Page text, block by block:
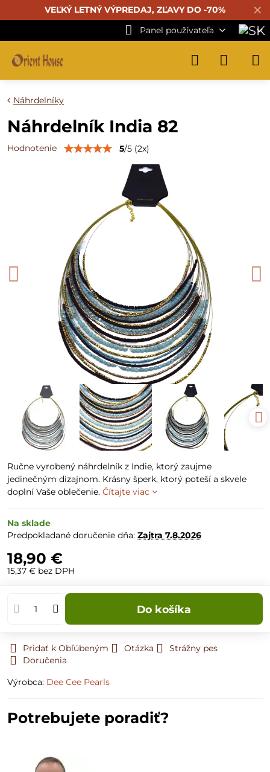
✕
VEĽKÝ LETNÝ VÝPREDAJ, ZĽAVY DO -70%
Panel používateľa
Náhrdelníky
Náhrdelník India 82
Hodnotenie 5/5 (2x)
Ručne vyrobený náhrdelník z Indie, ktorý zaujme
jedinečným dizajnom. Krásny šperk, ktorý poteší a skvele
doplní Vaše oblečenie. Čítajte viac
Na sklade
Predpokladané doručenie dňa: Zajtra 7.8.2026
18,90 €
15,37 € bez DPH
Do košíka
Pridať k Obľúbeným Otázka
Strážny pes
Doručenia
Výrobca: Dee Cee Pearls
Potrebujete poradiť?